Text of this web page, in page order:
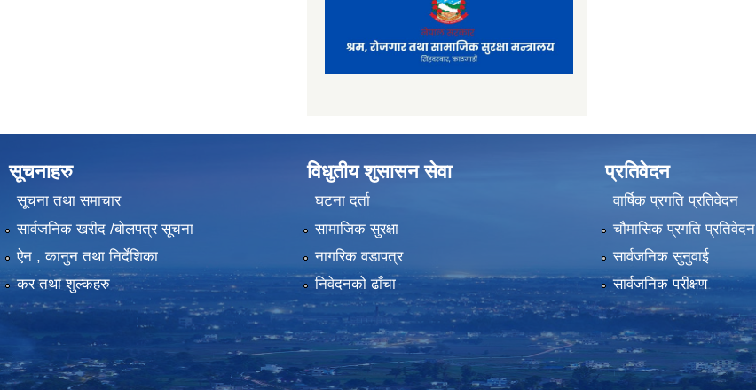
सूचनाहरु
सूचना तथा समाचार
सार्वजनिक खरीद /बोलपत्र सूचना
ऐन , कानुन तथा निर्देशिका
कर तथा शुल्कहरु
विधुतीय शुसासन सेवा
घटना दर्ता
सामाजिक सुरक्षा
नागरिक वडापत्र
निवेदनको ढाँचा
प्रतिवेदन
वार्षिक प्रगति प्रतिवेदन
चौमासिक प्रगति प्रतिवेदन
सार्वजनिक सुनुवाई
सार्वजनिक परीक्षण